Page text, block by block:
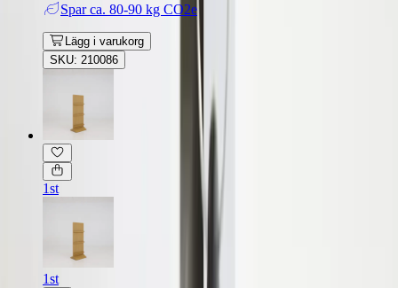
Spar ca. 80-90 kg CO2e
Lägg i varukorg
SKU: 210086
1st
1st